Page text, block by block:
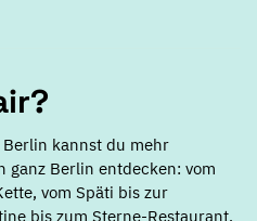
kannst du mehr
Berlin entdecken: vom
vom Späti bis zur
bis zum Sterne-Restaurant.